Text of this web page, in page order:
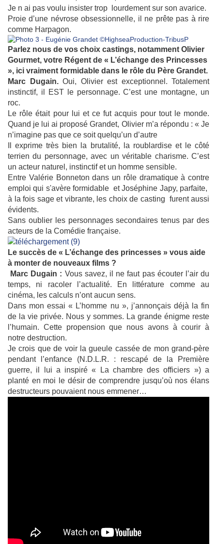
Je n ai pas voulu insister trop lourdement sur son avarice.
Proie d’une névrose obsessionnelle, il ne prête pas à rire
comme Harpagon.
Parlez nous de vos choix castings, notamment Olivier
Gourmet, votre Régent de « L’échange des Princesses
», ici vraiment formidable dans le rôle du Père Grandet.
Marc Dugain. Oui, Olivier est exceptionnel. Totalement
instinctif, il EST le personnage. C’est une montagne, un
roc.
Le rôle était pour lui et ce fut acquis pour tout le monde.
Quand je lui ai proposé Grandet, Olivier m’a répondu : « Je
n’imagine pas que ce soit quelqu’un d’autre
Il exprime très bien la brutalité, la roublardise et le côté
terrien du personnage, avec un véritable charisme. C’est
un acteur naturel, instinctif et un homme sensible.
Entre Valérie Bonneton dans un rôle dramatique à contre
emploi qui s'avère formidable et Joséphine Japy, parfaite,
à la fois sage et vibrante, les choix de casting furent aussi
évidents.
Sans oublier les personnages secondaires tenus par des
acteurs de la Comédie française.
Le succès de « L’échange des princesses » vous aide
à monter de nouveaux films ?
Marc Dugain : Vous savez, il ne faut pas écouter l’air du
temps, ni racoler l’actualité. En littérature comme au
cinéma, les calculs n’ont aucun sens.
Dans mon essai « L’homme nu », j’annonçais déjà la fin
de la vie privée. Nous y sommes. La grande énigme reste
l’humain. Cette propension que nous avons à courir à
notre destruction.
Je crois que de voir la gueule cassée de mon grand-père
pendant l’enfance (N.D.L.R. : rescapé de la Première
guerre, il lui a inspiré « La chambre des officiers ») a
planté en moi le désir de comprendre jusqu’où nos élans
destructeurs pouvaient nous emmener…